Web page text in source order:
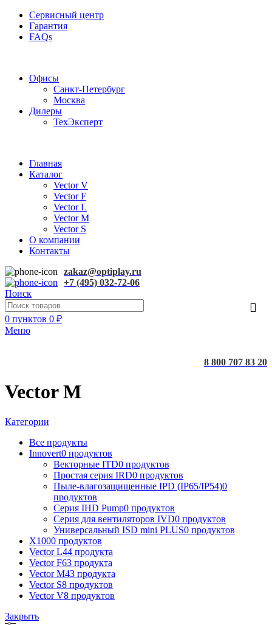
Сервисный центр
Гарантия
FAQs
Офисы
Санкт-Петербург
Москва
Дилеры
ТехЭксперт
Главная
Каталог
Vector V
Vector F
Vector L
Vector M
Vector S
О компании
Контакты
zakaz@optiplay.ru
+7 (495) 032-72-06
Поиск
0 пунктов 0 ₽
Меню
8 800 707 83 20
Vector M
Категории
Все продукты
Innovert0 продуктов
Векторные ITD0 продуктов
Простая серия IRD0 продуктов
Пыле-влагозащищенные IPD (IP65/IP54)0
продуктов
Серия IHD Pump0 продуктов
Серия для вентиляторов IVD0 продуктов
Универсальный ISD mini PLUS0 продуктов
X1000 продуктов
Vector L44 продукта
Vector F63 продукта
Vector M43 продукта
Vector S8 продуктов
Vector V8 продуктов
Закрыть